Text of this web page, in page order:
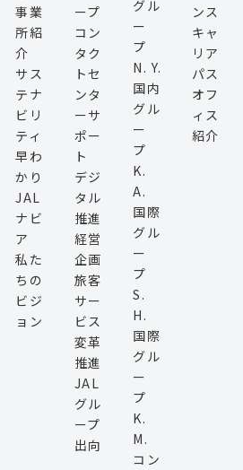
事業
所紹
介
サス
テナ
ビリ
ティ
早わ
かり
JAL
ナビ
ア
私た
ちの
ビジ
ョン
ープ
コン
タク
トセ
ンタ
ーサ
ポー
ト
デジ
タル
推進
経営
企画
旅客
サー
ビス
変革
推進
JAL
グル
ープ
出向
グル
ー
プ
N. Y.
国内
グル
ー
プ
K.
A.
国際
グル
ー
プ
S.
H.
国際
グル
ー
プ
K.
M.
コン
ンス
キャ
リア
パス
オフ
ィス
紹介